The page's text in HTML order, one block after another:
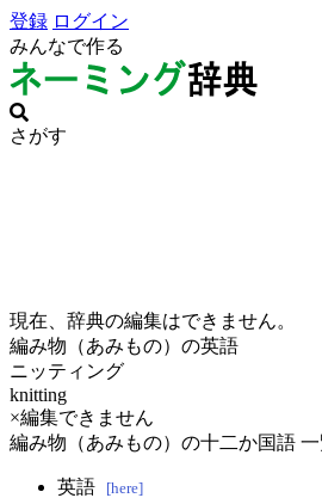
登録 ログイン
みんなで作る
さがす
現在、辞典の編集はできません。
編み物（あみもの）の英語
ニッティング
knitting
×編集できません
編み物（あみもの）の十二か国語 一
英語 [here]